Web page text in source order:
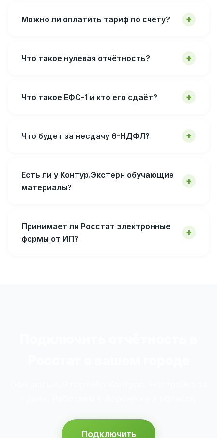
Можно ли оплатить тариф по счёту?
Что такое нулевая отчётность?
Что такое ЕФС-1 и кто его сдаёт?
Что будет за несдачу 6-НДФЛ?
Есть ли у Контур.Экстерн обучающие
материалы?
Принимает ли Росстат электронные
формы от ИП?
Подключить